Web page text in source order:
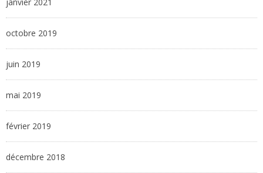
octobre 2019
juin 2019
mai 2019
février 2019
décembre 2018